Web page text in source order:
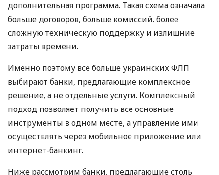
дополнительная программа. Такая схема означала
больше договоров, больше комиссий, более
сложную техническую поддержку и излишние
затраты времени.
Именно поэтому все больше украинских ФЛП
выбирают банки, предлагающие комплексное
решение, а не отдельные услуги. Комплексный
подход позволяет получить все основные
инструменты в одном месте, а управление ими
осуществлять через мобильное приложение или
интернет-банкинг.
Ниже рассмотрим банки, предлагающие столь